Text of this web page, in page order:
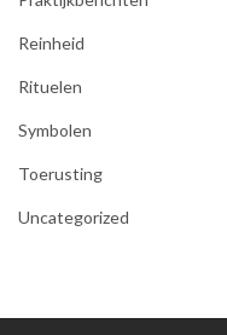
Reinheid
Rituelen
Symbolen
Toerusting
Uncategorized